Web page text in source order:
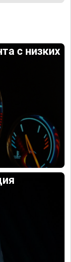
с низких